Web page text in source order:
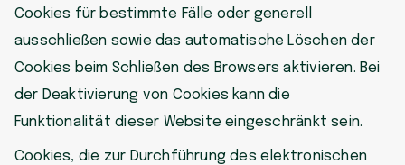
Cookies für bestimmte Fälle oder generell
ausschließen sowie das automatische Löschen der
Cookies beim Schließen des Browsers aktivieren. Bei
der Deaktivierung von Cookies kann die
Funktionalität dieser Website eingeschränkt sein.
Cookies, die zur Durchführung des elektronischen